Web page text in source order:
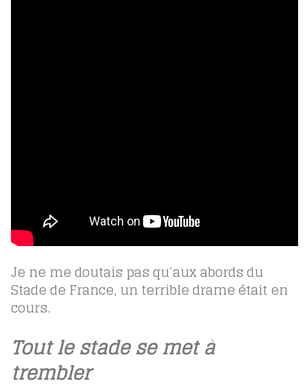
Je ne me doutais pas qu’aux abords du
Stade de France, un terrible drame était en
cours.
Tout le stade se met à
trembler